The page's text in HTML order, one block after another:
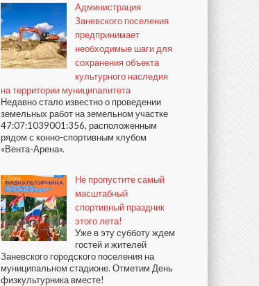
Администрация
Заневского поселения
предпринимает
необходимые шаги для
сохранения объекта
культурного наследия
на территории муниципалитета
Недавно стало известно о проведении
земельных работ на земельном участке
47:07:1039001:356, расположенным
рядом с конно-спортивным клубом
«Вента-Арена».
Не пропустите самый
масштабный
спортивный праздник
этого лета!
Уже в эту субботу ждем
гостей и жителей
Заневского городского поселения на
муниципальном стадионе. Отметим День
физкультурника вместе!